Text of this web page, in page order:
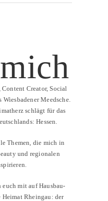
Creator, Social
Meedsche.
schlägt für das
Hessen.
Themen, die mich in
und regionalen
euch mit auf Hausbau-
Rheingau: der